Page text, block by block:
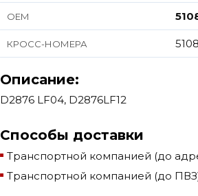
ОЕМ
КРОСС-НОМЕРА
Описание:
D2876 LF04, D2876LF12
Способы доставки
Транспортной компанией (до
Транспортной компанией (до